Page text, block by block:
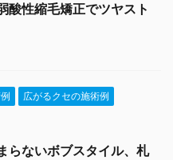
酸性縮毛矯正でツヤスト
広がるクセの施術例
らないボブスタイル、札